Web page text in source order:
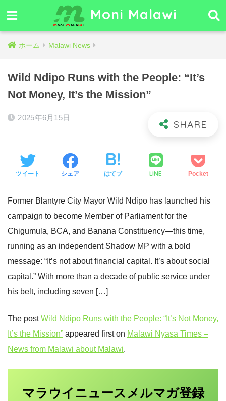
Moni Malawi
ホーム Malawi News
Wild Ndipo Runs with the People: “It’s
Not Money, It’s the Mission”
2025年6月15日
ツイート シェア はてブ LINE Pocket
Former Blantyre City Mayor Wild Ndipo has launched his
campaign to become Member of Parliament for the
Chigumula, BCA, and Banana Constituency—this time,
running as an independent Shadow MP with a bold
message: “It’s not about financial capital. It’s about social
capital.” With more than a decade of public service under
his belt, including seven […]
The postWild Ndipo Runs with the People: “It’s Not Money,
It’s the Mission” appeared first on Malawi Nyasa Times –
News from Malawi about Malawi.
マラウイニュース メルマガ登録